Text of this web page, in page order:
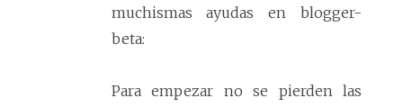
muchismas ayudas en blogger-
beta:
Para empezar no se pierden las